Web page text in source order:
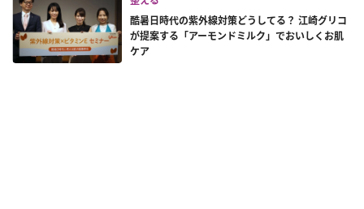
酷暑日時代の紫外線対策どうしてる？ 江崎グリコ
が提案する「アーモンドミルク」でおいしくお肌
ケア